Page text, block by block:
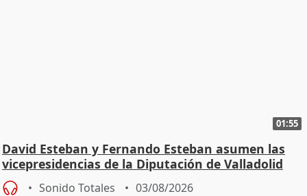
01:55
David Esteban y Fernando Esteban asumen las
vicepresidencias de la Diputación de Valladolid
Sonido Totales 03/08/2026